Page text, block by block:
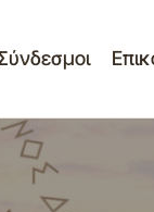
της Δράμας